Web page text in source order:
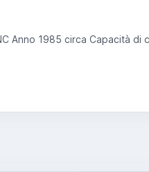
Anno 1985 circa Capacità